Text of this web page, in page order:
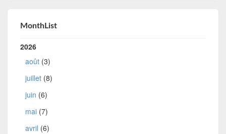
MonthList
2026
août (3)
juillet (8)
juin (6)
mai (7)
avril (6)